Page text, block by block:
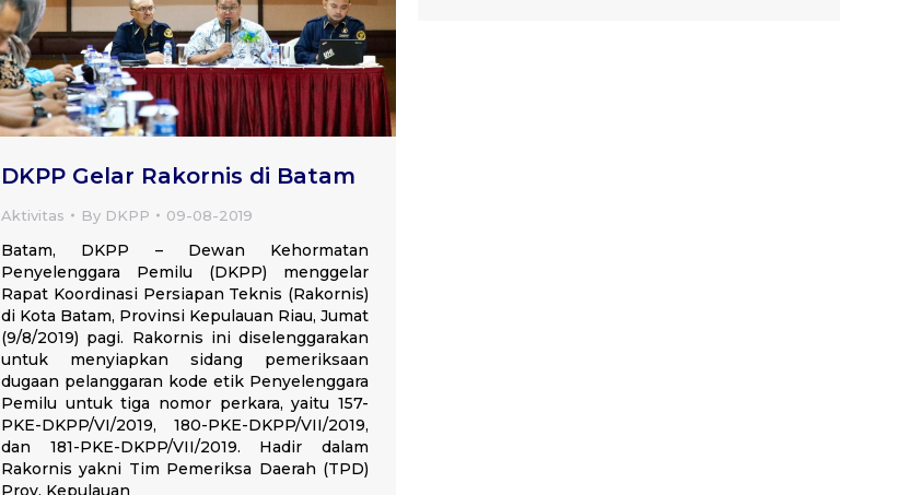
DKPP Gelar Rakornis di Batam
Aktivitas By DKPP 09-08-2019
Batam, DKPP – Dewan Kehormatan
Penyelenggara Pemilu (DKPP) menggelar
Rapat Koordinasi Persiapan Teknis (Rakornis)
di Kota Batam, Provinsi Kepulauan Riau, Jumat
(9/8/2019) pagi. Rakornis ini diselenggarakan
untuk menyiapkan sidang pemeriksaan
dugaan pelanggaran kode etik Penyelenggara
Pemilu untuk tiga nomor perkara, yaitu 157-
PKE-DKPP/VI/2019, 180-PKE-DKPP/VII/2019,
dan 181-PKE-DKPP/VII/2019. Hadir dalam
Rakornis yakni Tim Pemeriksa Daerah (TPD)
Prov. Kepulauan